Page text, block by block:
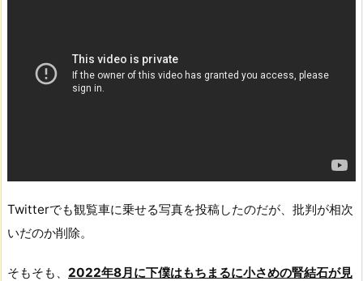
Twitterでも観覧車に乗せる写真を投稿したのだが、批判が相次
いだのか削除。
そもそも、 2022年8月に下僕はもちまるに小さめの腎結石が見